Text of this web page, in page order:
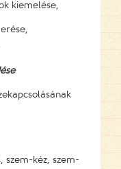
kiemelése,
szem-kéz, szem-